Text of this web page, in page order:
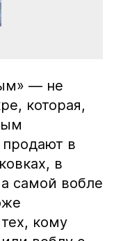
— не
которая,
в
в
самой вобле
кому